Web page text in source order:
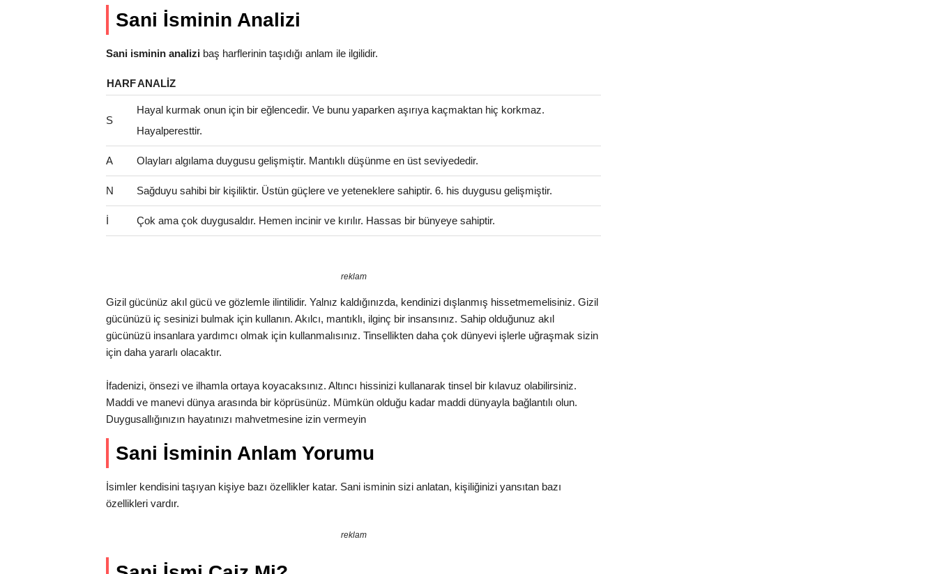
Sani İsminin Analizi
Sani isminin analizi baş harflerinin taşıdığı anlam ile ilgilidir.
HARFANALIZ
S
Hayal kurmak onun için bir eğlencedir. Ve bunu yaparken aşırıya kaçmaktan hiç korkmaz.
Hayalperesttir.
A Olayları algılama duygusu gelişmiştir. Mantıklı düşünme en üst seviyededir.
N Sağduyu sahibi bir kişiliktir. Üstün güçlere ve yeteneklere sahiptir. 6. his duygusu gelişmiştir.
İ Çok ama çok duygusaldır. Hemen incinir ve kırılır. Hassas bir bünyeye sahiptir.
reklam
Gizil gücünüz akıl gücü ve gözlemle ilintilidir. Yalnız kaldığınızda, kendinizi dışlanmış hissetmemelisiniz. Gizil
gücünüzü iç sesinizi bulmak için kullanın. Akılcı, mantıklı, ilginç bir insansınız. Sahip olduğunuz akıl
gücünüzü insanlara yardımcı olmak için kullanmalısınız. Tinsellikten daha çok dünyevi işlerle uğraşmak sizin
için daha yararlı olacaktır.
İfadenizi, önsezi ve ilhamla ortaya koyacaksınız. Altıncı hissinizi kullanarak tinsel bir kılavuz olabilirsiniz.
Maddi ve manevi dünya arasında bir köprüsünüz. Mümkün olduğu kadar maddi dünyayla bağlantılı olun.
Duygusallığınızın hayatınızı mahvetmesine izin vermeyin
Sani İsminin Anlam Yorumu
İsimler kendisini taşıyan kişiye bazı özellikler katar. Sani isminin sizi anlatan, kişiliğinizi yansıtan bazı
özellikleri vardır.
reklam